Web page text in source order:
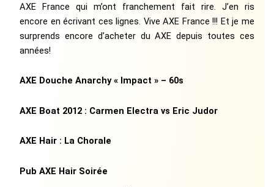
AXE France qui m’ont franchement fait rire. J’en ris
encore en écrivant ces lignes. Vive AXE France !!! Et je me
surprends encore d’acheter du AXE depuis toutes ces
années!
AXE Douche Anarchy « Impact » – 60s
AXE Boat 2012 : Carmen Electra vs Eric Judor
AXE Hair : La Chorale
Pub AXE Hair Soirée